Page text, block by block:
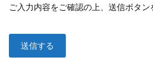
ご入力内容をご確認の上、送信ボタン